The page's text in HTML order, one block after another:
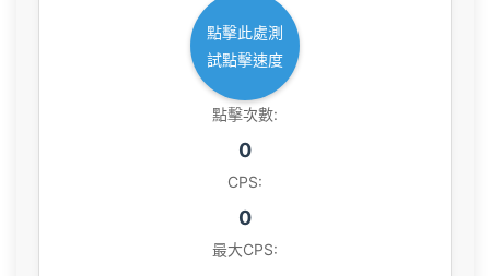
點擊此處測
試點擊速度
點擊次數:
0
CPS:
0
最大CPS: